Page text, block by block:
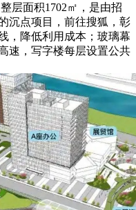
层面积1702㎡，是由招
沉点项目，前往搜狐，彰
，降低利用成本；玻璃幕
速，写字楼每层设置公共